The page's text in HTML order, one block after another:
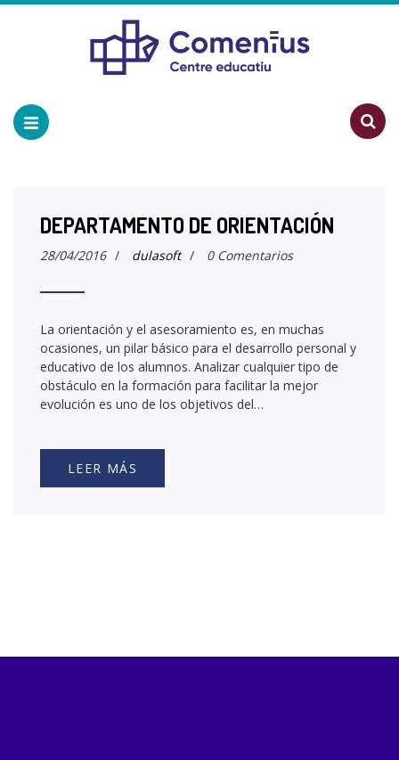
DEPARTAMENTO DE ORIENTACIÓN
28/04/2016 / dulasoft / 0 Comentarios
La orientación y el asesoramiento es, en muchas
ocasiones, un pilar básico para el desarrollo personal y
educativo de los alumnos. Analizar cualquier tipo de
obstáculo en la formación para facilitar la mejor
evolución es uno de los objetivos del…
LEER MÁS